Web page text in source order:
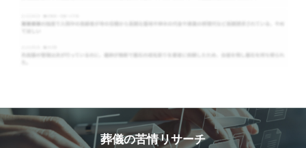
葬儀の苦情リサーチ